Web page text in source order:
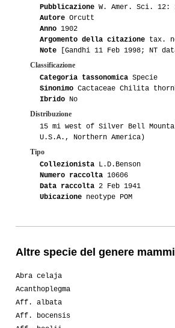
Pubblicazione W. Amer. Sci. 12:
Autore Orcutt
Anno 1902
Argomento della citazione tax.
Note [Gandhi 11 Feb 1998; NT
Classificazione
Categoria tassonomica Specie
Sinonimo Cactaceae Chilita
Ibrido No
Distribuzione
15 mi west of Silver Bell
U.S.A., Northern America)
Tipo
Collezionista L.D.Benson
Numero raccolta 10606
Data raccolta 2 Feb 1941
Ubicazione neotype POM
Altre specie del genere
Abra celaja
Acanthoplegma
Aff. albata
Aff. bocensis